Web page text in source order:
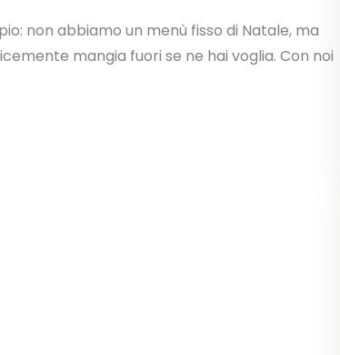
non abbiamo un menù fisso di Natale, ma
mangia fuori se ne hai voglia. Con noi